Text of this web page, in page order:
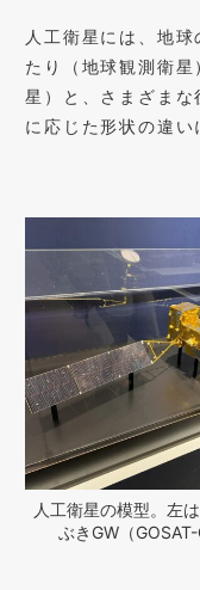
人工衛星には、地
たり（地球観測衛
星）と、さまざま
に応じた形状の違い
人工衛星の模型。左
ぶきGW（